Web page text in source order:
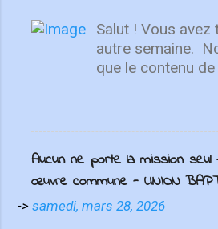
Salut ! Vous avez
autre semaine.
que le contenu
Christ. Quelle
est une nouvelle
détendre et de se
"Puisque vous
Aucun ne porte la mission seul
œuvre commune - UNION
-> samedi, mars 28, 2026